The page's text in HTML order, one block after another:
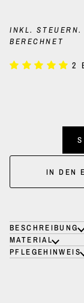
INKL. STEUERN.
BERECHNET
2
S
IN DEN
BESCHREIBUNG
MATERIAL
PFLEGEHINWEIS